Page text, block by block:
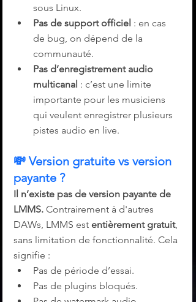
sous Linux.
Pas de support officiel : en cas
de bug, on dépend de la
communauté.
Pas d’enregistrement audio
multicanal : c’est une limite
importante pour les musiciens
qui veulent enregistrer plusieurs
pistes audio en live.
💸 Version gratuite vs version
payante ?
Il n’existe pas de version payante de
LMMS. Contrairement à d'autres
DAWs, LMMS est entièrement gratuit,
sans limitation de fonctionnalité. Cela
signifie :
Pas de période d’essai.
Pas de plugins bloqués.